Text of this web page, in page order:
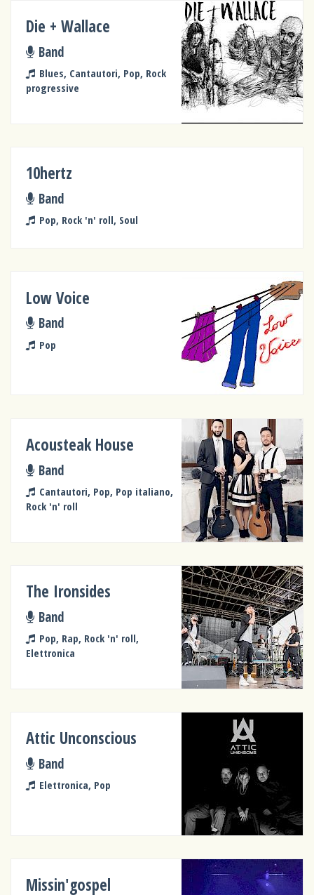
Die + Wallace
Band
Blues, Cantautori, Pop, Rock
progressive
10hertz
Band
Pop, Rock 'n' roll, Soul
Low Voice
Band
Pop
Acousteak House
Band
Cantautori, Pop, Pop italiano,
Rock 'n' roll
The Ironsides
Band
Pop, Rap, Rock 'n' roll,
Elettronica
Attic Unconscious
Band
Elettronica, Pop
Missin'gospel